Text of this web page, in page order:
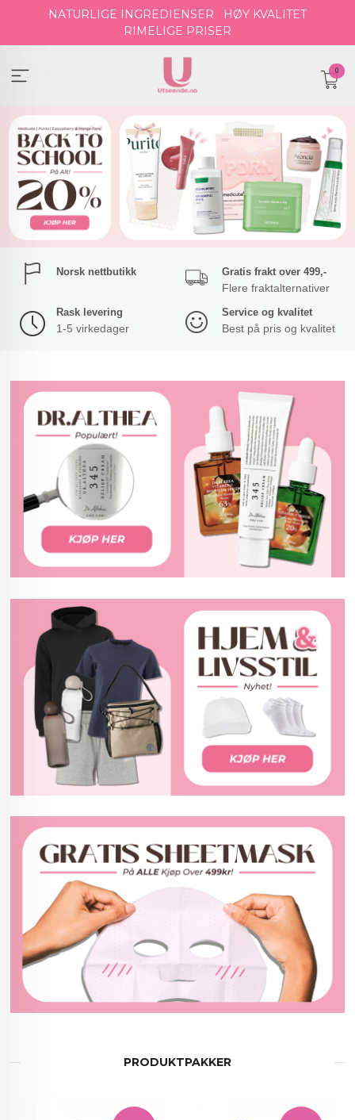
NATURLIGE INGREDIENSER
HØY KVALITET
RIMELIGE PRISER
0
Norsk nettbutikk Gratis frakt over 499,-
Flere fraktalternativer
Rask levering
1-5 virkedager
Service og kvalitet
Best på pris og kvalitet
PRODUKTPAKKER